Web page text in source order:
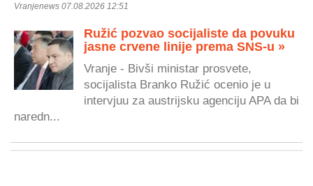
Vranjenews 07.08.2026 12:51
Ružić pozvao socijaliste da povuku
jasne crvene linije prema SNS-u »
Vranje - Bivši ministar prosvete,
socijalista Branko Ružić ocenio je u
intervjuu za austrijsku agenciju APA da bi
naredn...